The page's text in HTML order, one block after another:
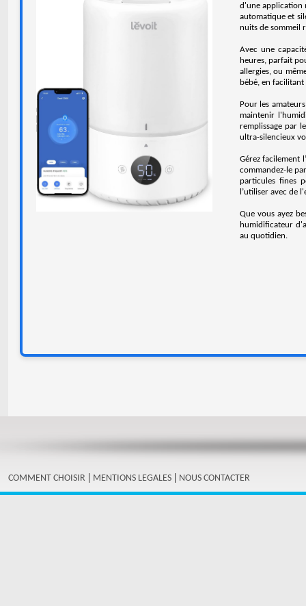
d'une application
automatique et
nuits de sommeil
Avec une
heures, parfait
allergies, ou
bébé, en
Pour les
maintenir
remplissage par
ultra-silencieux
Gérez facilement
commandez-le
particules fines
l’utiliser avec de
Que vous ayez
humidificateur
au quotidien.
COMMENT CHOISIR | MENTIONS LEGALES | NOUS CONTACTER